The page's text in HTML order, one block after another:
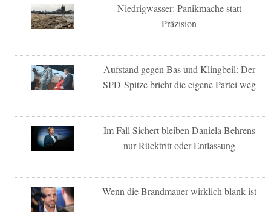
Niedrigwasser: Panikmache statt
Präzision
Aufstand gegen Bas und Klingbeil: Der
SPD-Spitze bricht die eigene Partei weg
Im Fall Sichert bleiben Daniela Behrens
nur Rücktritt oder Entlassung
Wenn die Brandmauer wirklich blank ist